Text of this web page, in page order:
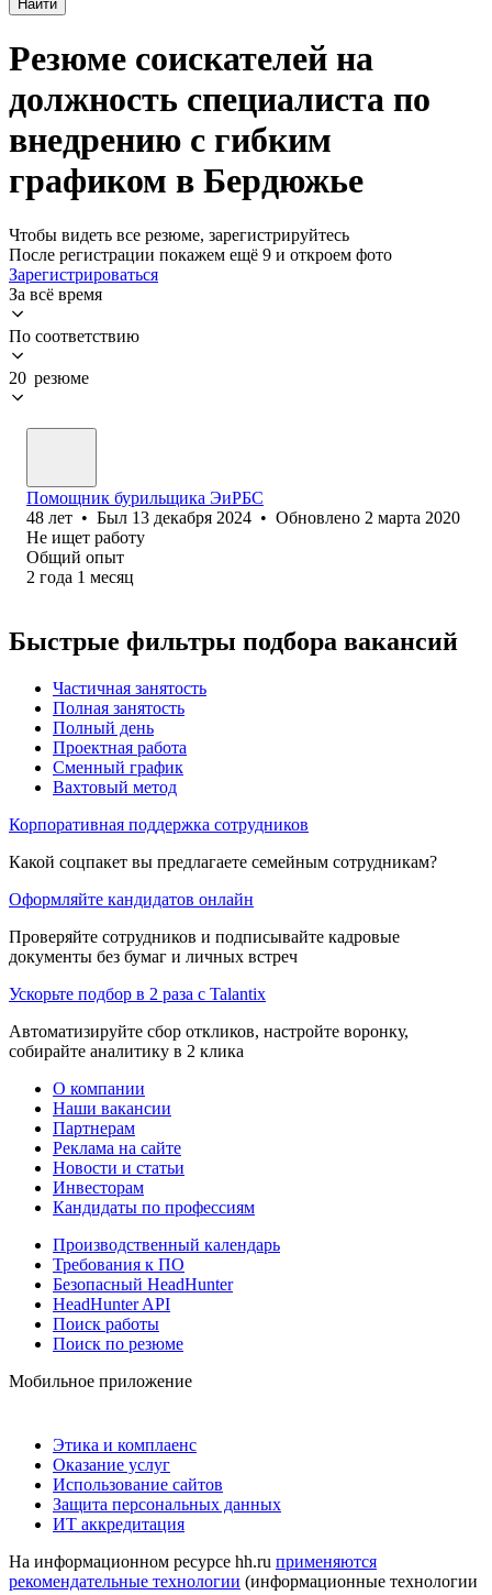
Найти
Резюме соискателей на
должность специалиста по
внедрению с гибким
графиком в Бердюжье
Чтобы видеть все резюме, зарегистрируйтесь
После регистрации покажем ещё 9 и откроем фото
Зарегистрироваться
За всё время
По соответствию
20 резюме
Помощник бурильщика ЭиРБС
48 лет • Был 13 декабря 2024 • Обновлено 2 марта 2020
Не ищет работу
Общий опыт
2 года 1 месяц
Быстрые фильтры подбора вакансий
Частичная занятость
Полная занятость
Полный день
Проектная работа
Сменный график
Вахтовый метод
Корпоративная поддержка сотрудников
Какой соцпакет вы предлагаете семейным сотрудникам?
Оформляйте кандидатов онлайн
Проверяйте сотрудников и подписывайте кадровые
документы без бумаг и личных встреч
Ускорьте подбор в 2 раза с Talantix
Автоматизируйте сбор откликов, настройте воронку,
собирайте аналитику в 2 клика
О компании
Наши вакансии
Партнерам
Реклама на сайте
Новости и статьи
Инвесторам
Кандидаты по профессиям
Производственный календарь
Требования к ПО
Безопасный HeadHunter
HeadHunter API
Поиск работы
Поиск по резюме
Мобильное приложение
Этика и комплаенс
Оказание услуг
Использование сайтов
Защита персональных данных
ИТ аккредитация
На информационном ресурсе hh.ru применяются
рекомендательные технологии (информационные технологии